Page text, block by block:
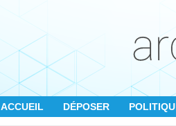
ACCUEIL DÉPOSER